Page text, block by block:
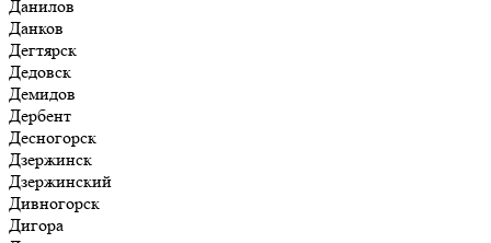
Данилов
Данков
Дегтярск
Дедовск
Демидов
Дербент
Десногорск
Дзержинск
Дзержинский
Дивногорск
Дигора